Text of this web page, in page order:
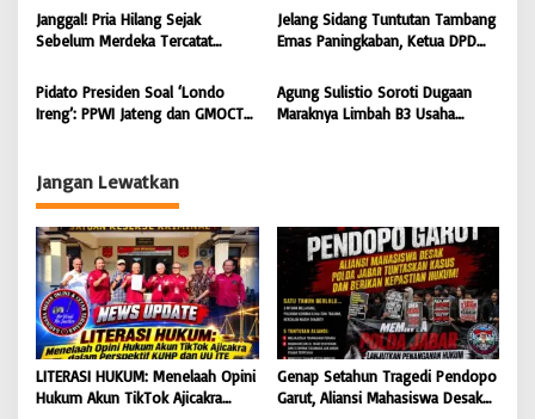
Bertindak Tegas
Tersangka
Janggal! Pria Hilang Sejak
Sebelum Merdeka Tercatat
Dugaan Mafia Tanah di Wiradadi
Terbongkar
Jelang Sidang Tuntutan Tambang
Emas Paningkaban, Ketua DPD
Profesionalisme JPU & Majelis
Hakim PN Purwokerto: Yakin
Terdakwa Sarko Bebas atau
Pidato Presiden Soal ‘Londo
Ireng’: PPWI Jateng dan GMOCT
Dilindungi Undang-Undang
Agung Sulistio Soroti Dugaan
Maraknya Limbah B3 Usaha
Jangan Lewatkan
LITERASI HUKUM: Menelaah Opini
Hukum Akun TikTok Ajicakra
Genap Setahun Tragedi Pendopo
Garut, Aliansi Mahasiswa Desak